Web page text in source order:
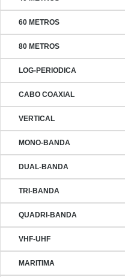
60 METROS
80 METROS
LOG-PERIODICA
CABO COAXIAL
VERTICAL
MONO-BANDA
DUAL-BANDA
TRI-BANDA
QUADRI-BANDA
VHF-UHF
MARITIMA